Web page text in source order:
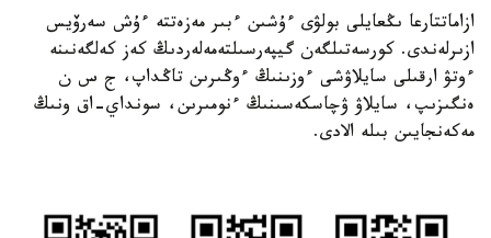
ازاماتتارعا ىڭعايلى بولۋى ءۇشىن ءبىر مەزەتتە ءۇش سەرۆيس
ازىرلەندى. كورسەتىلگەن گيپەرسىلتەمەلەردىڭ كەز كەلگەنىنە
ءوتۋ ارقىلى سايلاۋشى ءوزىنىڭ ءوڭىرىن تاڭداپ، ج س ن
ەنگىزىپ، سايلاۋ ۋچاسكەسىنىڭ ءنومىرىن، سونداي-اق ونىڭ
مەكەنجايىن بىلە الادى.